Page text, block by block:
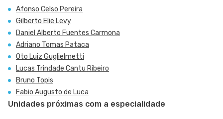
Afonso Celso Pereira
Gilberto Elie Levy
Daniel Alberto Fuentes Carmona
Adriano Tomas Pataca
Oto Luiz Guglielmetti
Lucas Trindade Cantu Ribeiro
Bruno Topis
Fabio Augusto de Luca
Unidades próximas com a especialidade